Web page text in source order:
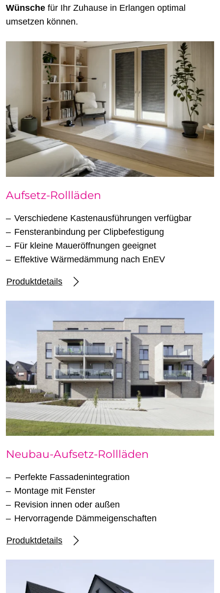
Wünsche für Ihr Zuhause in Erlangen optimal
umsetzen können.
Aufsetz-Rollläden
Verschiedene Kastenausführungen verfügbar
Fensteranbindung per Clipbefestigung
Für kleine Maueröffnungen geeignet
Effektive Wärmedämmung nach EnEV
Produktdetails
Neubau-Aufsetz-Rollläden
Perfekte Fassadenintegration
Montage mit Fenster
Revision innen oder außen
Hervorragende Dämmeigenschaften
Produktdetails